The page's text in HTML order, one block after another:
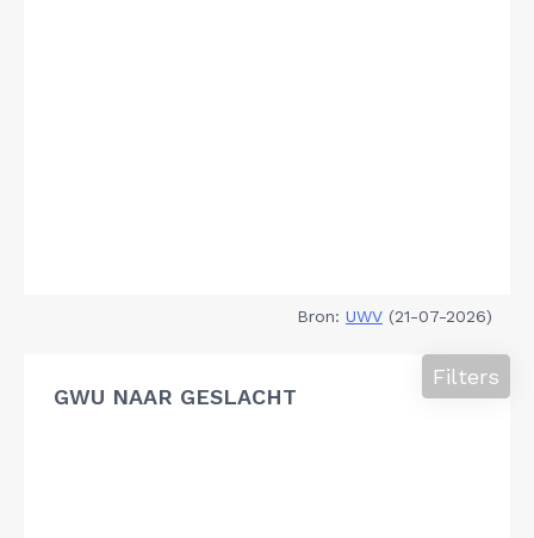
Bron: UWV (21-07-2026)
GWU NAAR GESLACHT
Filters